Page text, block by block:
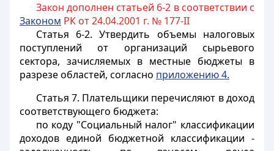
Закон дополнен статьей 6-2 в соответствии с
Законом РК от 24.04.2001 г. № 177-II
Статья 6-2. Утвердить объемы налоговых
поступлений от организаций сырьевого
сектора, зачисляемых в местные бюджеты в
разрезе областей, согласно приложению 4.
Статья 7. Плательщики перечисляют в доход
соответствующего бюджета:
по коду "Социальный налог" классификации
доходов единой бюджетной классификации -